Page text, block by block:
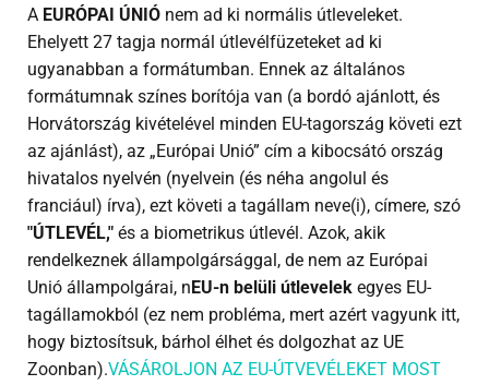
A EURÓPAI ÚNIÓ nem ad ki normális útleveleket.
Ehelyett 27 tagja normál útlevélfüzeteket ad ki
ugyanabban a formátumban. Ennek az általános
formátumnak színes borítója van (a bordó ajánlott, és
Horvátország kivételével minden EU-tagország követi ezt
az ajánlást), az „Európai Unió” cím a kibocsátó ország
hivatalos nyelvén (nyelvein (és néha angolul és
franciául) írva), ezt követi a tagállam neve(i), címere, szó
"ÚTLEVÉL," és a biometrikus útlevél. Azok, akik
rendelkeznek állampolgársággal, de nem az Európai
Unió állampolgárai, n EU-n belüli útlevelek egyes EU-
tagállamokból (ez nem probléma, mert azért vagyunk itt,
hogy biztosítsuk, bárhol élhet és dolgozhat az UE
Zoonban).VÁSÁROLJON AZ EU-ÚTVEVÉLEKET MOST